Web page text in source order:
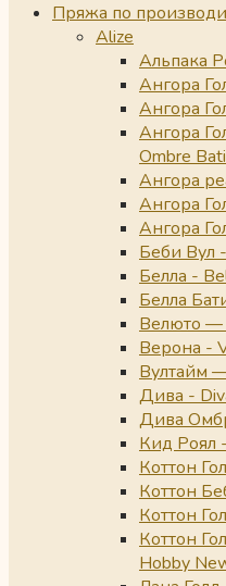
Пряжа по
Alize
Альпака
Ангора
Ангора
Ангора
Ombre
Ангора
Ангора
Ангора
Беби Вул
Белла -
Белла
Велюто —
Верона -
Вултайм
Дива -
Дива
Кид Роял
Коттон
Коттон
Коттон
Коттон
Hobby